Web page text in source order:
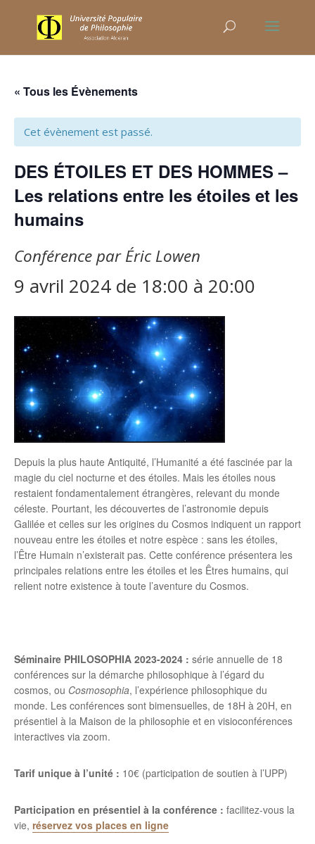
« Tous les Évènements
Cet évènement est passé.
DES ÉTOILES ET DES HOMMES –
Les relations entre les étoiles et les
humains
Conférence par Éric Lowen
9 avril 2024 de 18:00 à 20:00
Depuis la plus haute Antiquité, l’Humanité a été fascinée par la
magie du ciel nocturne et des étoiles. Mais les étoiles nous
restaient fondamentalement étrangères, relevant du monde
céleste. Pourtant, les découvertes de l’astronomie depuis
Galilée et celles sur les origines du Cosmos indiquent un rapport
nouveau entre les étoiles et notre espèce : sans les étoiles,
l’Être Humain n’existerait pas. Cette conférence présentera les
principales relations entre les étoiles et les Êtres humains, qui
relient notre existence à toute l’aventure du Cosmos.
Séminaire PHILOSOPHIA 2023-2024 : série annuelle de 18
conférences sur la démarche philosophique à l’égard du
cosmos, ou Cosmosophia, l’expérience philosophique du
monde. Les conférences sont bimensuelles, de 18H à 20H, en
présentiel à la Maison de la philosophie et en visioconférences
interactives via zoom.
Tarif unique à l’unité : 10€ (participation de soutien à l’UPP)
Participation en présentiel à la conférence : facilitez-vous la
vie, réservez vos places en ligne